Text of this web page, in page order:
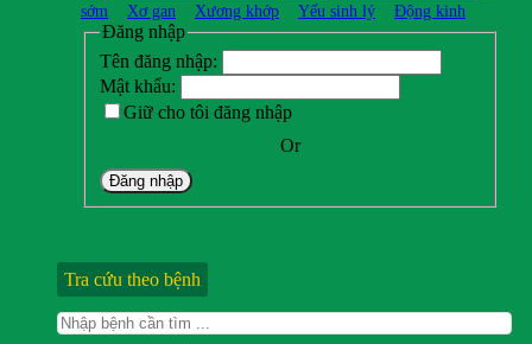
sớm
Xơ gan Xương khớp Yếu sinh lý Động kinh
Đăng nhập
Tên đăng nhập:
Mật khẩu:
Giữ cho tôi đăng nhập
Or
Đăng nhập
Tra cứu theo bệnh